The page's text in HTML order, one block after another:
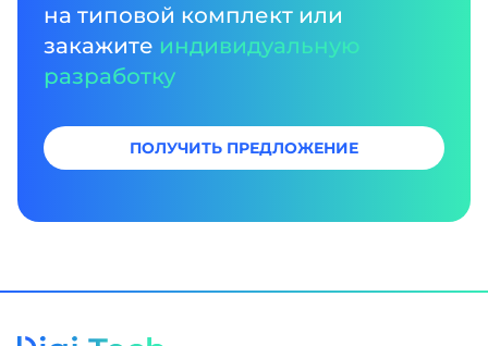
на типовой комплект или
закажите индивидуальную
разработку
ПОЛУЧИТЬ ПРЕДЛОЖЕНИЕ